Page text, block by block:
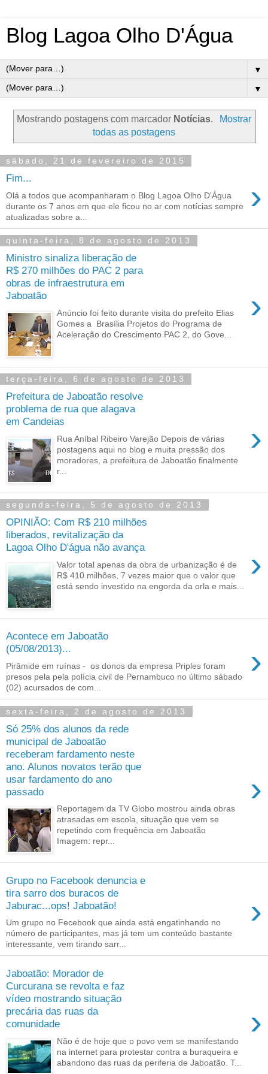
Blog Lagoa Olho D'Água
▼
▼
Mostrando postagens com marcador Notícias.
Mostrar
todas as postagens
sábado, 21 de fevereiro de 2015
Fim... ›
Olá a todos que acompanharam o Blog Lagoa Olho D'Água
durante os 7 anos em que ele ficou no ar com notícias sempre
atualizadas sobre a...
quinta-feira, 8 de agosto de 2013
Ministro sinaliza liberação de
R$ 270 milhões do PAC 2 para
obras de infraestrutura em
Jaboatão
›
Anúncio foi feito durante visita do prefeito Elias
Gomes a Brasília Projetos do Programa de
Aceleração do Crescimento PAC 2, do Gove...
terça-feira, 6 de agosto de 2013
Prefeitura de Jaboatão resolve
problema de rua que alagava
em Candeias
›
Rua Aníbal Ribeiro Varejão Depois de várias
postagens aqui no blog e muita pressão dos
moradores, a prefeitura de Jaboatão finalmente
r...
segunda-feira, 5 de agosto de 2013
OPINIÃO: Com R$ 210 milhões
liberados, revitalização da
Lagoa Olho D'água não avança
›
Valor total apenas da obra de urbanização é de
R$ 410 milhões, 7 vezes maior que o valor que
está sendo investido na engorda da orla e mais...
Acontece em Jaboatão
(05/08/2013)...
›
Pirâmide em ruínas - os donos da empresa Priples foram
presos pela pela polícia civil de Pernambuco no último sábado
(02) acursados de com...
sexta-feira, 2 de agosto de 2013
Só 25% dos alunos da rede
municipal de Jaboatão
receberam fardamento neste
ano. Alunos novatos terão que
usar fardamento do ano
passado
›
Reportagem da TV Globo mostrou ainda obras
atrasadas em escola, situação que vem se
repetindo com frequência em Jaboatão
Imagem: repr...
Grupo no Facebook denuncia e
tira sarro dos buracos de
Jaburac...ops! Jaboatão!
›
Um grupo no Fecebook que ainda está engatinhando no
número de participantes, mas já tem um conteúdo bastante
interessante, vem tirando sarr...
Jaboatão: Morador de
Curcurana se revolta e faz
vídeo mostrando situação
precária das ruas da
comunidade
›
Não é de hoje que o povo vem se manifestando
na internet para protestar contra a buraqueira e
abandono das ruas da periferia de Jaboatão. T...